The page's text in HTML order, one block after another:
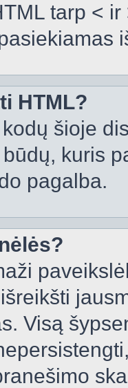
tarp <
HTML?
šioje
kuris
pagalba.
Visą